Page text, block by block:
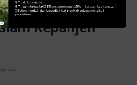
Peserta Didik
Kepanjen
read